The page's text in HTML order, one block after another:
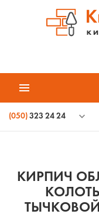
(050) 323 24 24
КИРПИЧ